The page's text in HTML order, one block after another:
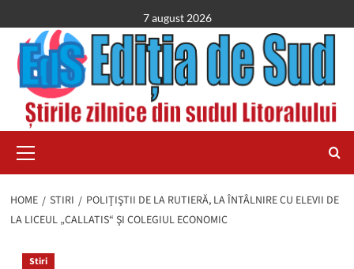
to
content
7 august 2026
Menu
HOME STIRI
POLIŢIŞTII DE LA RUTIERĂ, LA ÎNTÂLNIRE CU ELEVII DE
LA LICEUL „CALLATIS“ ŞI COLEGIUL ECONOMIC
Stiri